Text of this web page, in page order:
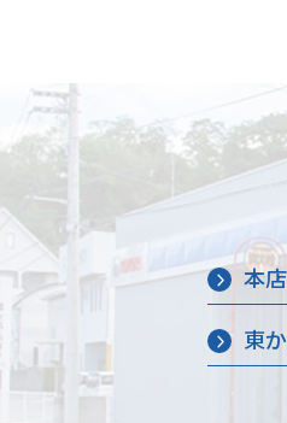
本店
東